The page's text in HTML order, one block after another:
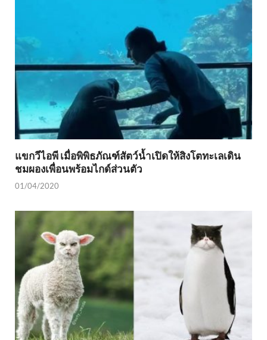
แขกวีไอพี เมื่อพิพิธภัณฑ์สัตว์น้ำเปิดให้สิงโตทะเลเดิน
ชมผองเพื่อนพร้อมไกด์ส่วนตัว
01/04/2020